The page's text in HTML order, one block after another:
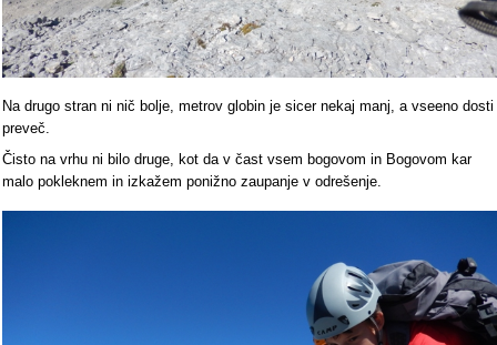
Na drugo stran ni nič bolje, metrov globin je sicer nekaj manj, a vseeno dosti
preveč.
Čisto na vrhu ni bilo druge, kot da v čast vsem bogovom in Bogovom kar
malo pokleknem in izkažem ponižno zaupanje v odrešenje.